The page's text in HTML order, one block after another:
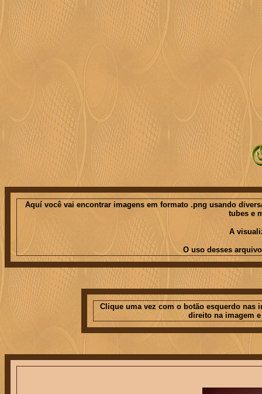
Aquí você vai encontrar imagens em formato .png usando
tubes e
A
O uso desses
Clique uma vez com o botão esquerdo nas
direito na imagem